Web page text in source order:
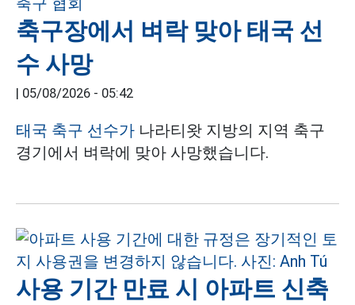
축구장에서 벼락 맞아 태국 선
수 사망
05/08/2026 - 05:42
태국 축구 선수가 나라티왓 지방의 지역 축구
경기에서 벼락에 맞아 사망했습니다.
사용 기간 만료 시 아파트 신축